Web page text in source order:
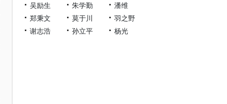
吴励生
朱学勤
潘维
郑秉文
莫于川
羽之野
谢志浩
孙立平 杨光